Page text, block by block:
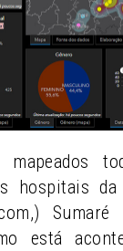
mapeados
hospitais da
está